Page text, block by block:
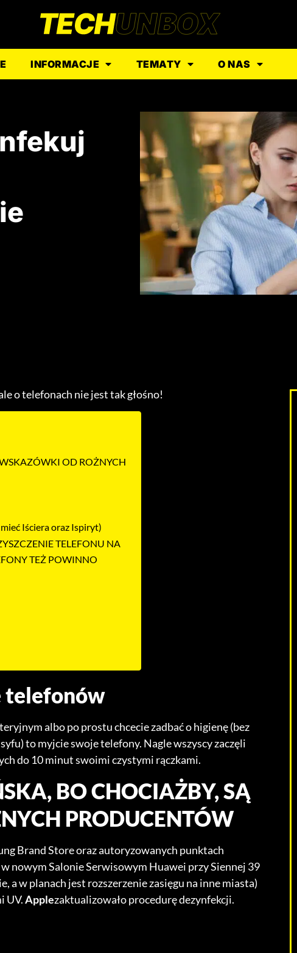
INFORMACJE TEMATY O NAS
o telefonach nie jest tak głośno!
OD ROŻNYCH
Iściera oraz Ispiryt)
TELEFONU NA
TEŻ POWINNO
telefonów
albo po prostu chcecie zadbać o higienę (bez
to myjcie swoje telefony. Nagle wszyscy zaczęli
do 10 minut swoimi czystymi rączkami.
BO CHOCIAŻBY, SĄ
PRODUCENTÓW
Brand Store oraz autoryzowanych punktach
nowym Salonie Serwisowym Huawei przy Siennej 39
a w planach jest rozszerzenie zasięgu na inne miasta)
UV.Applezaktualizowało procedurę dezynfekcji.